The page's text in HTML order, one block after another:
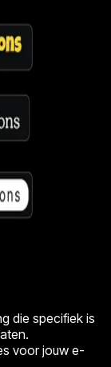
die specifiek is
voor jouw e-